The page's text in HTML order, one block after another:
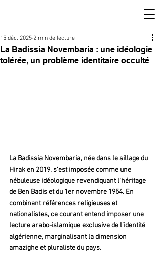
La Badissia Novembaria : une idéologie
tolérée, un problème identitaire occulté
15 déc. 2025 2 min de lecture
La Badissia Novembaria, née dans le sillage du
Hirak en 2019, s’est imposée comme une
nébuleuse idéologique revendiquant l’héritage
de Ben Badis et du 1er novembre 1954. En
combinant références religieuses et
nationalistes, ce courant entend imposer une
lecture arabo-islamique exclusive de l’identité
algérienne, marginalisant la dimension
amazighe et pluraliste du pays.